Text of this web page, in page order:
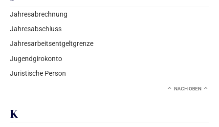
Jahresabrechnung
Jahresabschluss
Jahresarbeitsentgeltgrenze
Jugendgirokonto
Juristische Person
NACH OBEN
K